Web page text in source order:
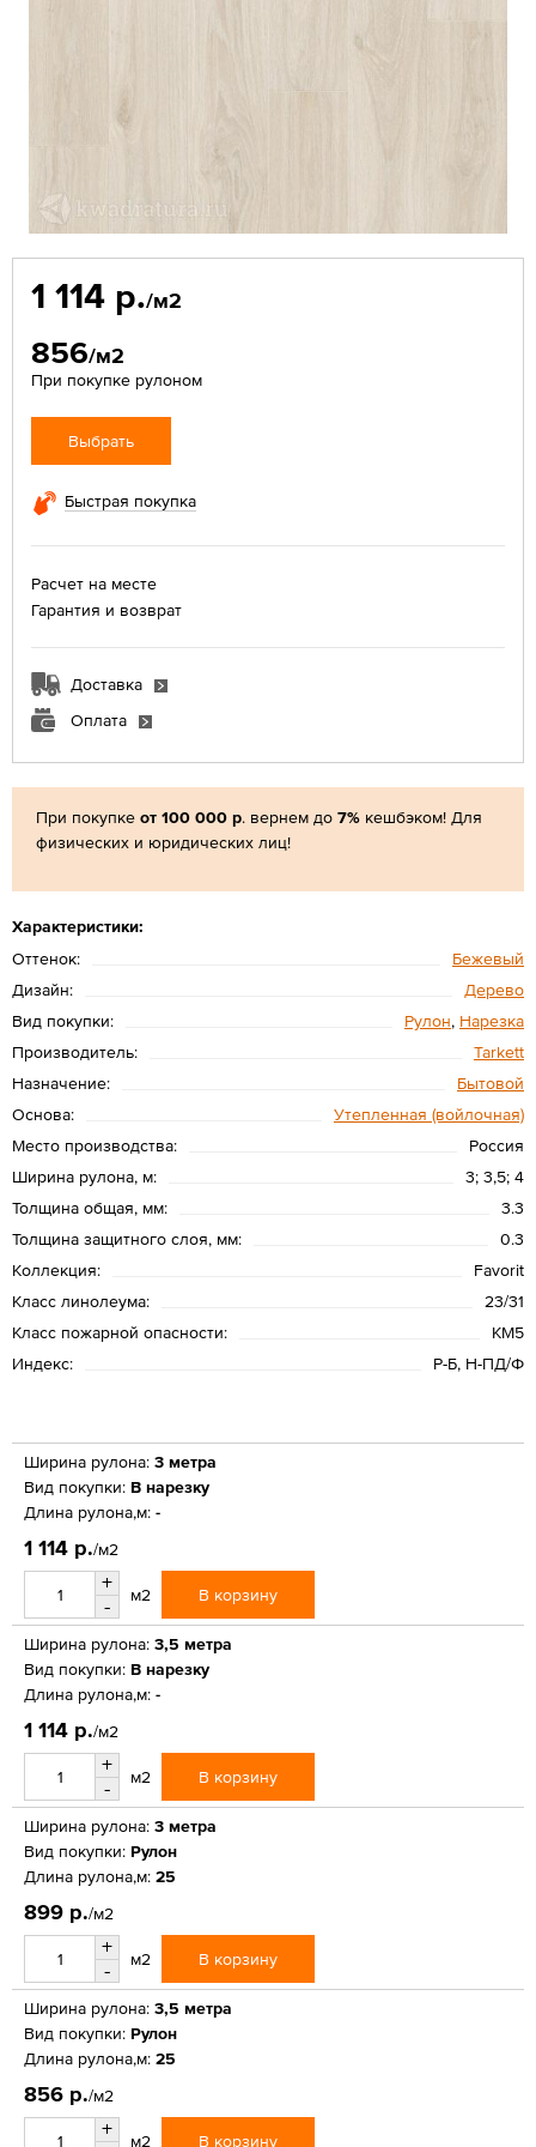
При покупке от 100 000 р. вернем до 7% кешбэком! Для
физических и юридических лиц!
Характеристики:
Оттенок:
Бежевый
Дизайн:
Дерево
Вид покупки:
Рулон, Нарезка
Производитель:
Tarkett
Назначение:
Бытовой
Основа:
Утепленная (войлочная)
Место производства:
Россия
Ширина рулона, м:
3; 3,5; 4
Толщина общая, мм:
3.3
Толщина защитного слоя, мм:
0.3
Коллекция:
Favorit
Класс линолеума:
23/31
Класс пожарной опасности:
КМ5
Индекс:
Р-Б, Н-ПД/Ф
1 114 р./м2
856/м2
При покупке рулоном
Выбрать
Быстрая покупка
Расчет на месте
Гарантия и возврат
Доставка
Оплата
Ширина рулона: 3 метра
Вид покупки: В нарезку
Длина рулона,м: -
1 114 р./м2
+
-
м2 В корзину
Ширина рулона: 3,5 метра
Вид покупки: В нарезку
Длина рулона,м: -
1 114 р./м2
+
-
м2 В корзину
Ширина рулона: 3 метра
Вид покупки: Рулон
Длина рулона,м: 25
899 р./м2
+
-
м2 В корзину
Ширина рулона: 3,5 метра
Вид покупки: Рулон
Длина рулона,м: 25
856 р./м2
+
м2 В корзину